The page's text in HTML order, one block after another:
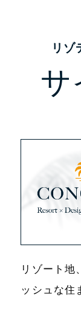
リゾ
サ
リゾート地
ッシュな住